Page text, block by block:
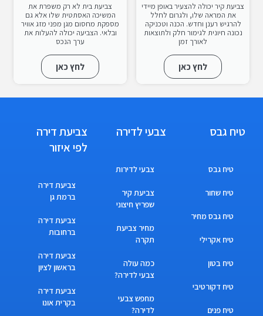
צביעת קיר יכולה להצעיר באופן מיידי
את המראה שלו, ולגרום לחלל
להרגיש רענן וחדש. הכנה וטכניקה
נכונה חיונית לגימור חלק ולתוצאות
לאורך זמן
לחץ כאן
צביעת בית לא רק משפרת את
המשיכה האסתטית שלו אלא גם
מספקת מחסום מגן מפני מזג אוויר
ובלאי. הצביעה יכולה להעלות את
ערך הנכס
לחץ כאן
טיח גבס
טיח גבס
טיח שחור
טיח גבס מחיר
טיח אקרילי
טיח בטון
טיח דקורטיבי
טיח פנים
צבעי לדירה
צבעי לדירות
צביעת קיר
שפריץ חיצוני
מחיר צביעת
תקרה
כמה עולה
צבעי לדירה?
מחפש צבעי
לדירה?
צביעת דירה
לפי איזור
צביעת דירה
ברמת גן
צביעת דירה
ברחובות
צביעת דירה
בראשון לציון
צביעת דירה
בקרית אונו